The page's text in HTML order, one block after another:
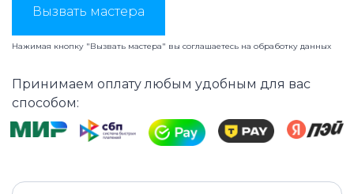
Вызвать мастера
Нажимая кнопку "Вызвать мастера" вы соглашаетесь на обработку данных
Принимаем оплату любым удобным для вас
способом: